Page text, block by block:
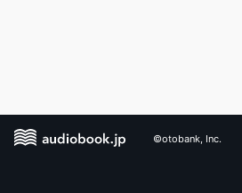
©otobank, Inc.